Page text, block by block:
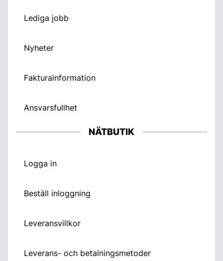
Lediga jobb
Nyheter
Fakturainformation
Ansvarsfullhet
NÄTBUTIK
Logga in
Beställ inloggning
Leveransvillkor
Leverans- och betalningsmetoder